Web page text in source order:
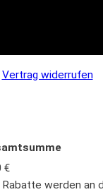
Vertrag widerrufen
€
werden an